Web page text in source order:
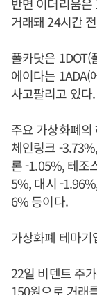
거래돼 24시간
폴카닷은
에이다는 1ADA(
사고팔리고 있다.
주요 가상화폐
체인링크 -
론 -1.05%, 테조
5%, 대시 -
6% 등이다.
가상화폐 테마
22일 비덴트 주
150원으로 거래